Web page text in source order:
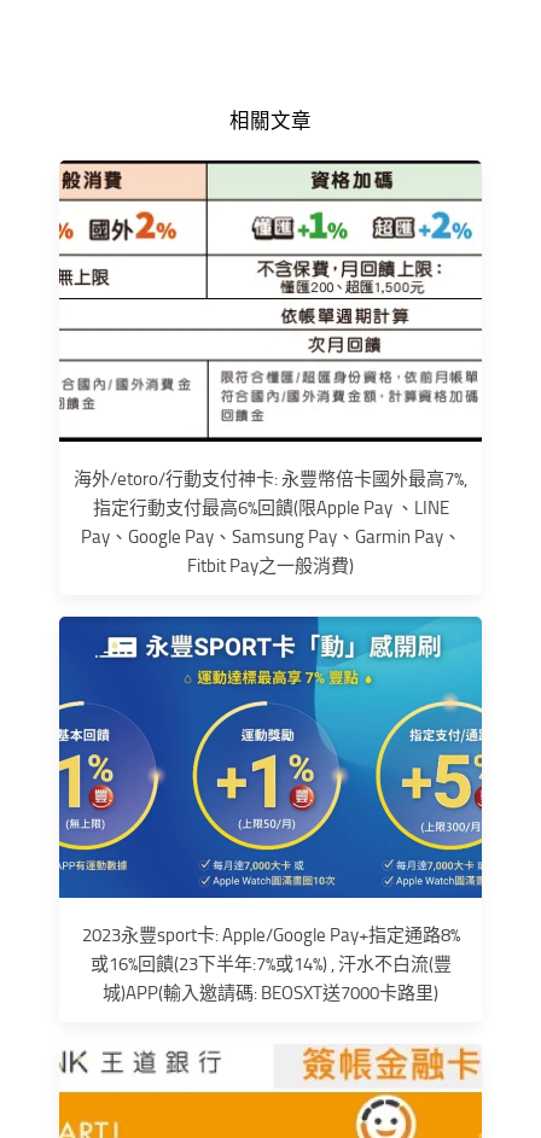
相關文章
海外/etoro/行動支付神卡: 永豐幣倍卡國外最高7%,
指定行動支付最高6%回饋(限Apple Pay 、LINE
Pay、Google Pay、Samsung Pay、Garmin Pay、
Fitbit Pay之一般消費)
2023永豐sport卡: Apple/Google Pay+指定通路8%
或16%回饋(23下半年:7%或14%) , 汗水不白流(豐
城)APP(輸入邀請碼: BEOSXT送7000卡路里)